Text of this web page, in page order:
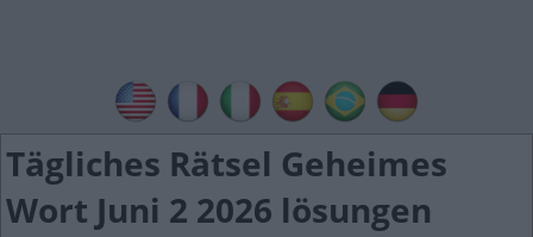
Tägliches Rätsel Geheimes
Wort Juni 2 2026 lösungen